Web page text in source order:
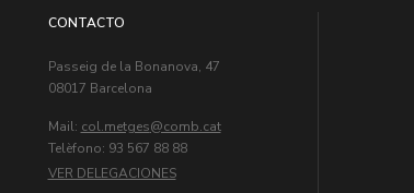
CONTACTO
Passeig de la Bonanova, 47
08017 Barcelona
Mail: col.metges
Telèfono: 93 567 88 88
VER DELEGACIONES